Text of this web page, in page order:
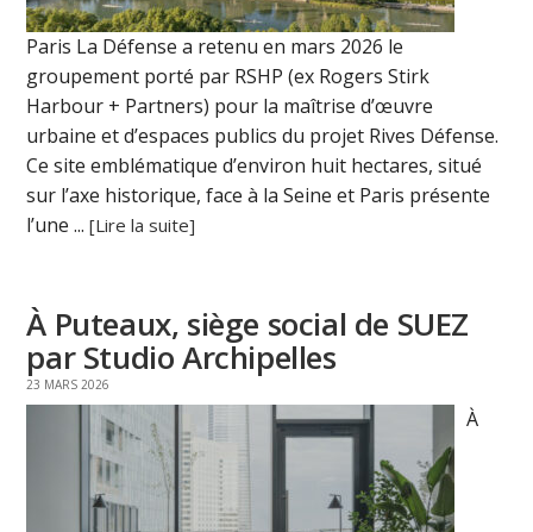
Paris La Défense a retenu en mars 2026 le
groupement porté par RSHP (ex Rogers Stirk
Harbour + Partners) pour la maîtrise d’œuvre
urbaine et d’espaces publics du projet Rives Défense.
Ce site emblématique d’environ huit hectares, situé
sur l’axe historique, face à la Seine et Paris présente
l’une ...[Lire la suite]
À Puteaux, siège social de SUEZ
par Studio Archipelles
23 MARS 2026
À